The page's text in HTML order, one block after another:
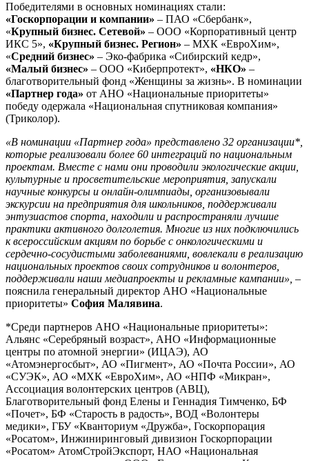
Победителями в основных номинациях стали:
«Госкорпорации и компании» – ПАО «Сбербанк»,
«Крупный бизнес. Сетевой» – ООО «Корпоративный центр
ИКС 5», «Крупный бизнес. Регион» – МХК «ЕвроХим»,
«Средний бизнес» – Эко-фабрика «Сибирский кедр»,
«Малый бизнес» – ООО «Киберпротект», «НКО» –
благотворительный фонд «Женщины за жизнь». В номинации
«Партнер года» от АНО «Национальные приоритеты»
победу одержала «Национальная спутниковая компания»
(Триколор).
«В номинации «Партнер года» представлено 32 организации*,
которые реализовали более 60 интеграций по национальным
проектам. Вместе с нами они проводили экологические акции,
культурные и просветительские мероприятия, запускали
научные конкурсы и онлайн-олимпиады, организовывали
экскурсии на предприятия для школьников, поддерживали
энтузиастов спорта, находили и распространяли лучшие
практики активного долголетия. Многие из них подключились
к всероссийским акциям по борьбе с онкологическими и
сердечно-сосудистыми заболеваниями, вовлекали в реализацию
национальных проектов своих сотрудников и волонтеров,
поддерживали наши медиапроекты и рекламные кампании», –
пояснила генеральный директор АНО «Национальные
приоритеты» София Малявина.
*Среди партнеров АНО «Национальные приоритеты»:
Альянс «Серебряный возраст», АНО «Информационные
центры по атомной энергии» (ИЦАЭ), АО
«Атомэнергосбыт», АО «Пигмент», АО «Почта России», АО
«СУЭК», АО «МХК «ЕвроХим», АО «НПФ «Микран»,
Ассоциация волонтерских центров (АВЦ),
Благотворительный фонд Елены и Геннадия Тимченко, БФ
«Почет», БФ «Старость в радость», ВОД «Волонтеры
медики», ГБУ «Кванториум «Дружба», Госкорпорация
«Росатом», Инжиниринговый дивизион Госкорпорации
«Росатом» АтомСтройЭкспорт, НАО «Национальная